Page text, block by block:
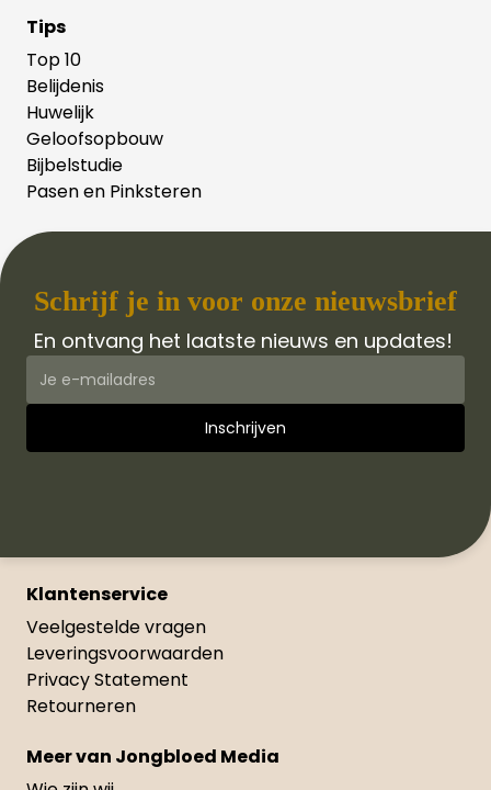
Tips
Top 10
Belijdenis
Huwelijk
Geloofsopbouw
Bijbelstudie
Pasen en Pinksteren
Schrijf je in voor onze nieuwsbrief
En ontvang het laatste nieuws en updates!
Klantenservice
Veelgestelde vragen
Leveringsvoorwaarden
Privacy Statement
Retourneren
Meer van Jongbloed Media